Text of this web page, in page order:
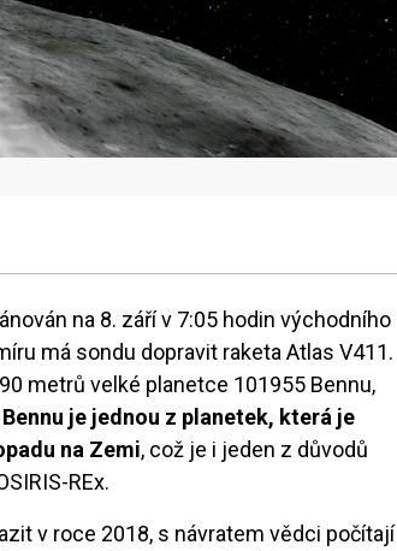
na 8. září v 7:05 hodin východního
má sondu dopravit raketa Atlas V411.
metrů velké planetce 101955 Bennu,
Bennu je jednou z planetek, která je
na Zemi, což je i jeden z důvodů
REx.
v roce 2018, s návratem vědci počítají